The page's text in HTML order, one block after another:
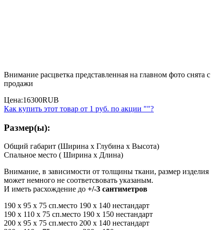
Внимание расцветка представленная на главном фото снята с
продажи
Цена:16300RUB
Как купить этот товар от 1 руб. по акции ""?
Размер(ы):
Общий габарит (Ширина x Глубина x Высота)
Спальное место ( Ширина x Длина)
Внимание, в зависимости от толщины ткани, размер изделия
может немного не соответсвовать указаным.
И иметь расхождение до +/-3 сантиметров
190 x 95 x 75 сп.место 190 x 140 нестандарт
190 x 110 x 75 сп.место 190 x 150 нестандарт
200 x 95 x 75 сп.место 200 x 140 нестандарт